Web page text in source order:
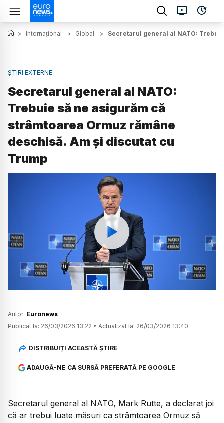
> Internațional > Global > Secretarul general al NATO:
ȘTIRI EXTERNE
Secretarul general al NATO:
Trebuie să ne asigurăm că
strâmtoarea Ormuz rămâne
deschisă. Am și discutat cu
Trump
Watch
Autor: Euronews
Publicat la: 26/03/2026 13:22 • Actualizat la: 26/03/2026 13:40
DISTRIBUIȚI ACEASTĂ ȘTIRE
ADAUGĂ-NE CA SURSĂ PREFERATĂ PE GOOGLE
Secretarul general al NATO, Mark Rutte, a declarat joi
că ar trebui luate măsuri ca strâmtoarea Ormuz să